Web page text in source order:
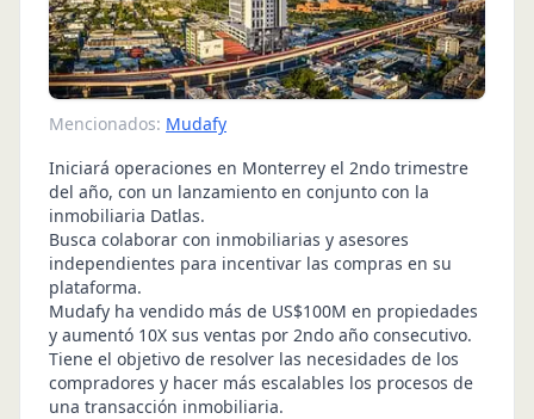
Mencionados: Mudafy
Iniciará operaciones en Monterrey el 2ndo trimestre
del año, con un lanzamiento en conjunto con la
inmobiliaria Datlas.
Busca colaborar con inmobiliarias y asesores
independientes para incentivar las compras en su
plataforma.
Mudafy ha vendido más de US$100M en propiedades
y aumentó 10X sus ventas por 2ndo año consecutivo.
Tiene el objetivo de resolver las necesidades de los
compradores y hacer más escalables los procesos de
una transacción inmobiliaria.